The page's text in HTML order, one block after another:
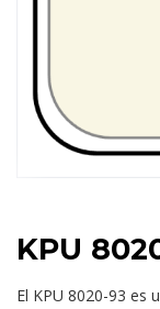
KPU
El KPU 8020-93 es